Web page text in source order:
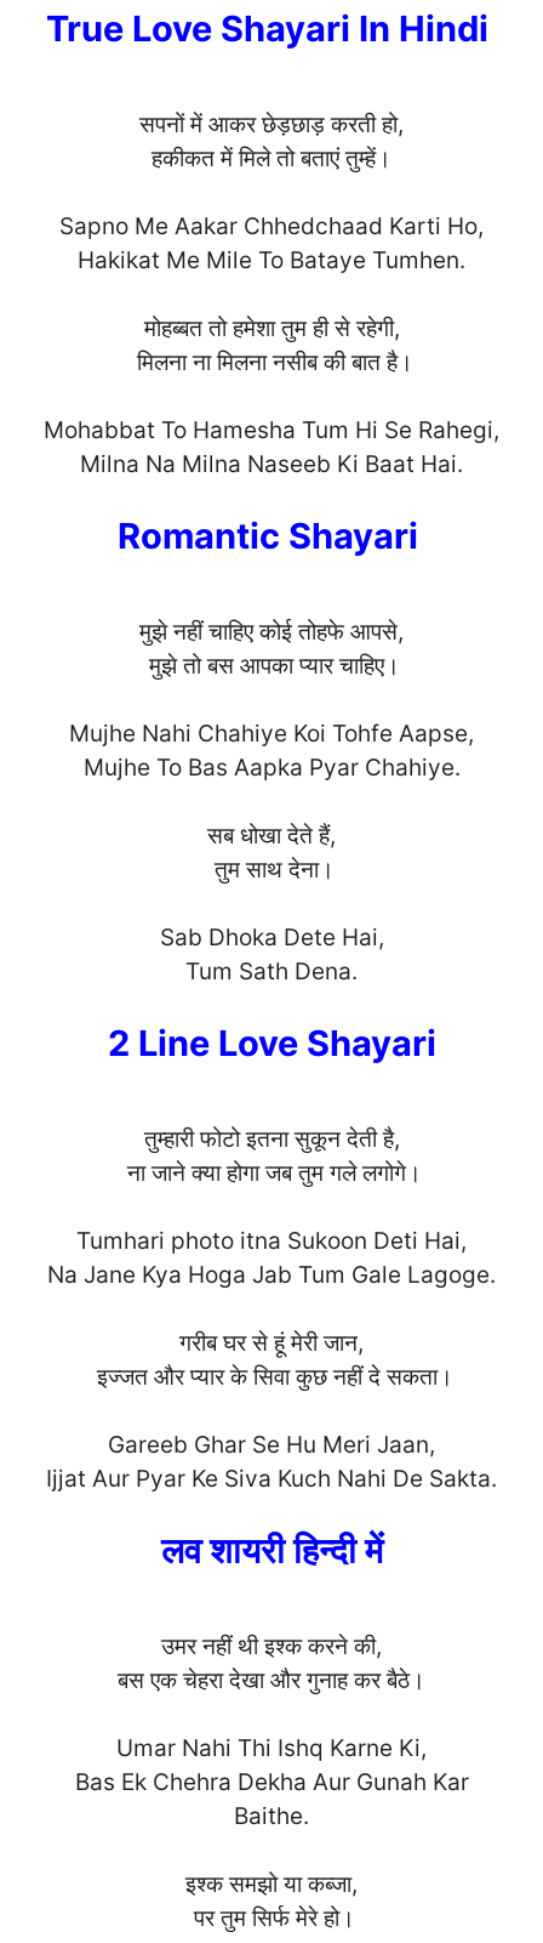
True Love Shayari In Hindi
सपनों में आकर छेड़छाड़ करती हो,
हकीकत में मिले तो बताएं तुम्हें।
Sapno Me Aakar Chhedchaad Karti Ho,
Hakikat Me Mile To Bataye Tumhen.
मोहब्बत तो हमेशा तुम ही से रहेगी,
मिलना ना मिलना नसीब की बात है।
Mohabbat To Hamesha Tum Hi Se Rahegi,
Milna Na Milna Naseeb Ki Baat Hai.
Romantic Shayari
मुझे नहीं चाहिए कोई तोहफे आपसे,
मुझे तो बस आपका प्यार चाहिए।
Mujhe Nahi Chahiye Koi Tohfe Aapse,
Mujhe To Bas Aapka Pyar Chahiye.
सब धोखा देते हैं,
तुम साथ देना।
Sab Dhoka Dete Hai,
Tum Sath Dena.
2 Line Love Shayari
तुम्हारी फोटो इतना सुकून देती है,
ना जाने क्या होगा जब तुम गले लगोगे।
Tumhari photo itna Sukoon Deti Hai,
Na Jane Kya Hoga Jab Tum Gale Lagoge.
गरीब घर से हूं मेरी जान,
इज्जत और प्यार के सिवा कुछ नहीं दे सकता।
Gareeb Ghar Se Hu Meri Jaan,
Ijjat Aur Pyar Ke Siva Kuch Nahi De Sakta.
लव शायरी हिन्दी में
उमर नहीं थी इश्क करने की,
बस एक चेहरा देखा और गुनाह कर बैठे।
Umar Nahi Thi Ishq Karne Ki,
Bas Ek Chehra Dekha Aur Gunah Kar
Baithe.
इश्क समझो या कब्जा,
पर तुम सिर्फ मेरे हो।